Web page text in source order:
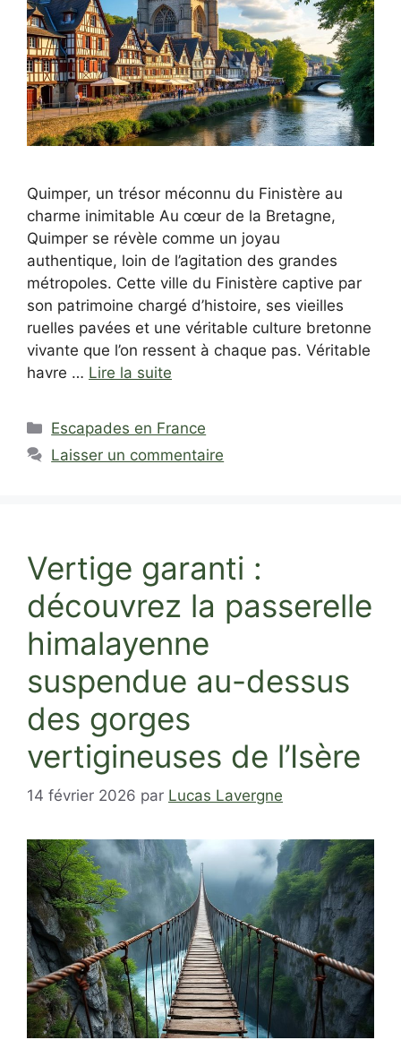
Quimper, un trésor méconnu du Finistère au
charme inimitable Au cœur de la Bretagne,
Quimper se révèle comme un joyau
authentique, loin de l’agitation des grandes
métropoles. Cette ville du Finistère captive par
son patrimoine chargé d’histoire, ses vieilles
ruelles pavées et une véritable culture bretonne
vivante que l’on ressent à chaque pas. Véritable
havre … Lire la suite
Catégories
Escapades en France
Laisser un commentaire
Vertige garanti :
découvrez la passerelle
himalayenne
suspendue au-dessus
des gorges
vertigineuses de l’Isère
14 février 2026 par Lucas Lavergne